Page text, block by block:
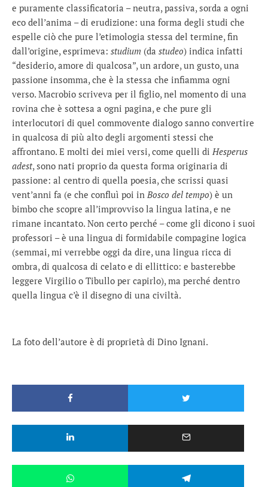
e puramente classificatoria – neutra, passiva, sorda a ogni
eco dell’anima – di erudizione: una forma degli studi che
espelle ciò che pure l’etimologia stessa del termine, fin
dall’origine, esprimeva: studium (da studeo) indica infatti
“desiderio, amore di qualcosa”, un ardore, un gusto, una
passione insomma, che è la stessa che infiamma ogni
verso. Macrobio scriveva per il figlio, nel momento di una
rovina che è sottesa a ogni pagina, e che pure gli
interlocutori di quel commovente dialogo sanno convertire
in qualcosa di più alto degli argomenti stessi che
affrontano. E molti dei miei versi, come quelli di Hesperus
adest, sono nati proprio da questa forma originaria di
passione: al centro di quella poesia, che scrissi quasi
vent’anni fa (e che confluì poi in Bosco del tempo) è un
bimbo che scopre all’improvviso la lingua latina, e ne
rimane incantato. Non certo perché – come gli dicono i suoi
professori – è una lingua di formidabile compagine logica
(semmai, mi verrebbe oggi da dire, una lingua ricca di
ombra, di qualcosa di celato e di ellittico: e basterebbe
leggere Virgilio o Tibullo per capirlo), ma perché dentro
quella lingua c’è il disegno di una civiltà.
La foto dell’autore è di proprietà di Dino Ignani.